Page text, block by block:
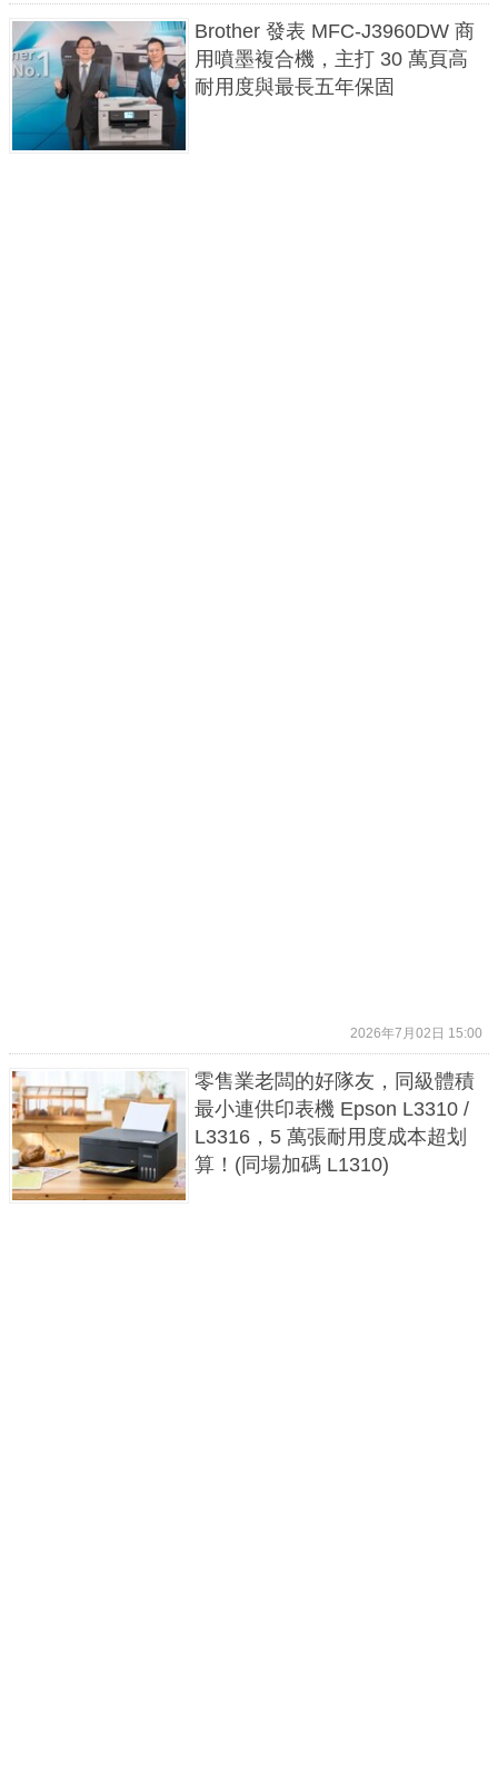
Brother 發表 MFC-J3960DW 商
用噴墨複合機，主打 30 萬頁高
耐用度與最長五年保固
2026年7月02日 15:00
零售業老闆的好隊友，同級體積
最小連供印表機 Epson L3310 /
L3316，5 萬張耐用度成本超划
算！(同場加碼 L1310)